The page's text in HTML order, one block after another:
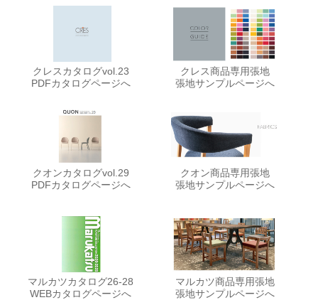
クレスカタログvol.23
PDFカタログページへ
クレス商品専用張地
張地サンプルページへ
クオンカタログvol.29
PDFカタログページへ
クオン商品専用張地
張地サンプルページへ
マルカツカタログ26-28
WEBカタログページへ
マルカツ商品専用張地
張地サンプルページへ